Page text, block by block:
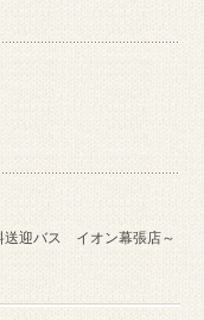
送迎バス イオン幕張店～